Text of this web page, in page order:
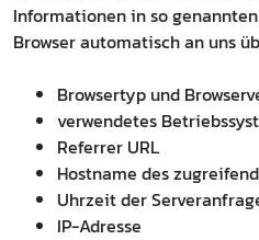
Informationen in so
Browser automatisch an uns
Browsertyp und
verwendetes
Referrer URL
Hostname des
Uhrzeit der
IP-Adresse